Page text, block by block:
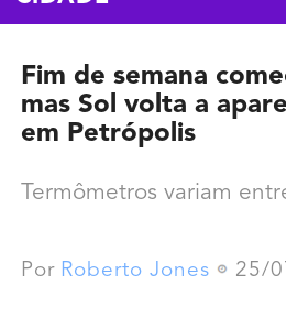
Fim de semana
mas Sol volta a
em Petrópolis
Termômetros variam
Por Roberto Jones 25/